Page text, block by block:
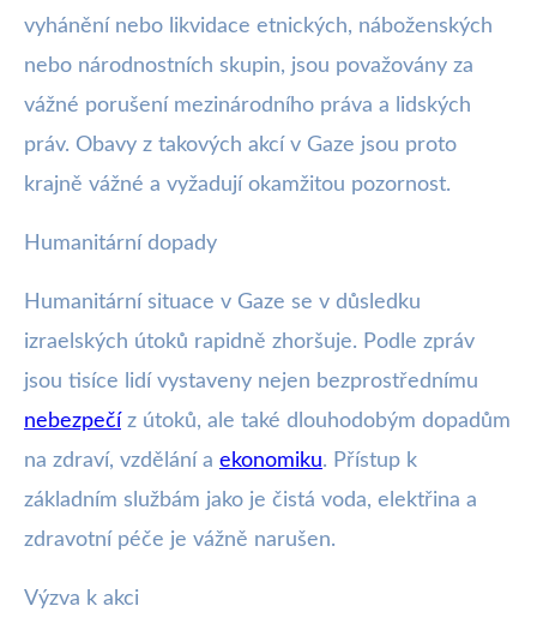
vyhánění nebo likvidace etnických, náboženských
nebo národnostních skupin, jsou považovány za
vážné porušení mezinárodního práva a lidských
práv. Obavy z takových akcí v Gaze jsou proto
krajně vážné a vyžadují okamžitou pozornost.
Humanitární dopady
Humanitární situace v Gaze se v důsledku
izraelských útoků rapidně zhoršuje. Podle zpráv
jsou tisíce lidí vystaveny nejen bezprostřednímu
nebezpečí z útoků, ale také dlouhodobým dopadům
na zdraví, vzdělání a ekonomiku. Přístup k
základním službám jako je čistá voda, elektřina a
zdravotní péče je vážně narušen.
Výzva k akci